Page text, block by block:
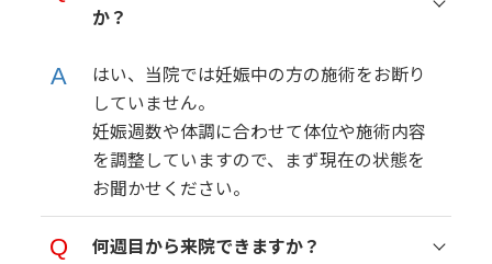
か？
はい、当院では妊娠中の方の施術をお断り
していません。
妊娠週数や体調に合わせて体位や施術内容
を調整していますので、まず現在の状態を
お聞かせください。
何週目から来院できますか？